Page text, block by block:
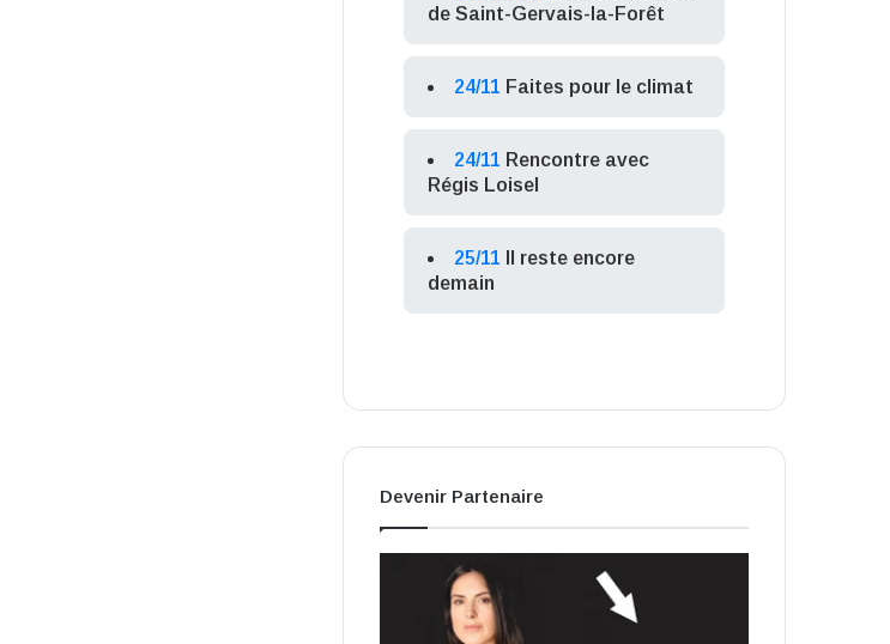
de Saint-Gervais-la-Forêt
24/11 Faites pour le climat
24/11 Rencontre avec
Régis Loisel
25/11
Il reste encore
demain
Devenir Partenaire